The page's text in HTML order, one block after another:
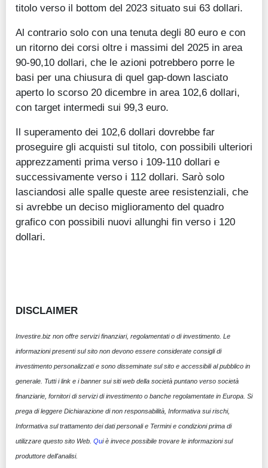
titolo verso il bottom del 2023 situato sui 63 dollari.
Al contrario solo con una tenuta degli 80 euro e con
un ritorno dei corsi oltre i massimi del 2025 in area
90-90,10 dollari, che le azioni potrebbero porre le
basi per una chiusura di quel gap-down lasciato
aperto lo scorso 20 dicembre in area 102,6 dollari,
con target intermedi sui 99,3 euro.
Il superamento dei 102,6 dollari dovrebbe far
proseguire gli acquisti sul titolo, con possibili ulteriori
apprezzamenti prima verso i 109-110 dollari e
successivamente verso i 112 dollari. Sarò solo
lasciandosi alle spalle queste aree resistenziali, che
si avrebbe un deciso miglioramento del quadro
grafico con possibili nuovi allunghi fin verso i 120
dollari.
DISCLAIMER
Investire.biz non offre servizi finanziari, regolamentati o di investimento. Le
informazioni presenti sul sito non devono essere considerate consigli di
investimento personalizzati e sono disseminate sul sito e accessibili al pubblico in
generale. Tutti i link e i banner sui siti web della società puntano verso società
finanziarie, fornitori di servizi di investimento o banche regolamentate in Europa. Si
prega di leggere Dichiarazione di non responsabilità, Informativa sui rischi,
Informativa sul trattamento dei dati personali e Termini e condizioni prima di
utilizzare questo sito Web. Qui è invece possibile trovare le informazioni sul
produttore dell'analisi.